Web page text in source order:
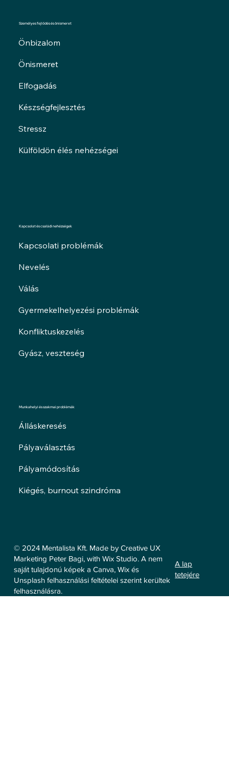
© 2024 Mentalista Kft. Made by Creative UX
Marketing Peter Bagi, with Wix Studio. A nem
saját tulajdonú képek a Canva, Wix és
Unsplash felhasználási feltételei szerint kerültek
felhasználásra.
A lap
tetejére
Kapcsolat és családi nehézségek
Kapcsolati problémák
Nevelés
Válás
Gyermekelhelyezési problémák
Konfliktuskezelés
Gyász, veszteség
Személyes fejlődés és önismeret
Önbizalom
Önismeret
Elfogadás
Készségfejlesztés
Stressz
Külföldön élés nehézségei
Munkahelyi és szakmai problémák
Álláskeresés
Pályaválasztás
Pályamódosítás
Kiégés, burnout szindróma